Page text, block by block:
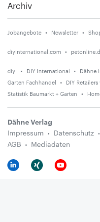
Archiv
Jobangebote Newsletter
diyinternational.com
diy DIY International Dähne
Garten Fachhandel
DIY
Statistik Baumarkt + Garten
Dähne Verlag
Impressum
Datenschutz
AGB
Mediadaten